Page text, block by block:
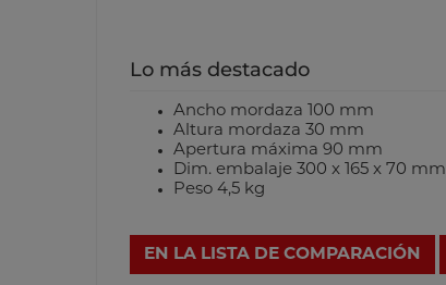
Lo más destacado
Ancho mordaza 100 mm
Altura mordaza 30 mm
Apertura máxima 90 mm
Dim. embalaje 300 x 165 x 70 mm
Peso 4,5 kg
EN LA LISTA DE COMPARACIÓN